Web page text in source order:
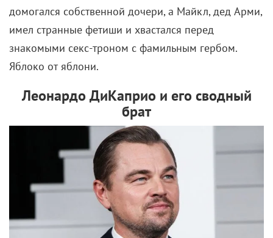
двустволку с одним патроном.
Правда, надо оговориться, что где-то половина из
вышеописанных обстоятельств додумана.
Поскольку в самом фильме толком не объясняется,
что именно произошло. Но какая разница.
Концепция, короче, простая и убойная: темный лес,
девочка, ружье,злой медведь.
Поставил эту махонькую жанровую жемчужинку
некто Андрей Окороков, вроде как проживающий в
Сербии и прежде активно снимавший для канала
Discovery. «Зверь» – его первый опыт в игровом
кино, и опыт этот чертовски многообещающий: